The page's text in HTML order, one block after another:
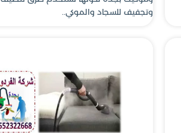
وتجفيف للسجاد والموكي..